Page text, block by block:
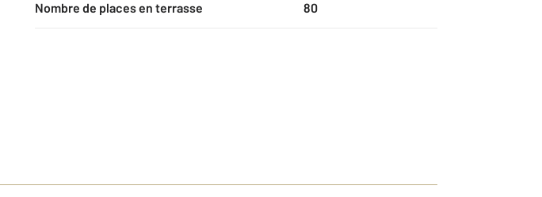
Nombre de places en terrasse 80